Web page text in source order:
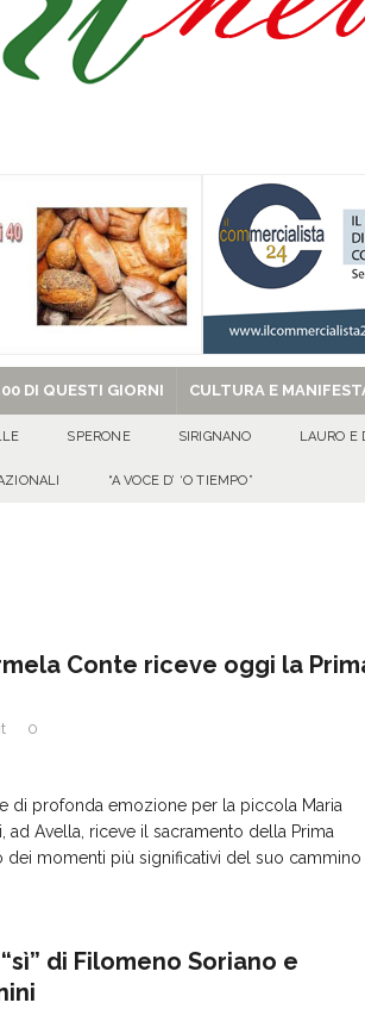
Campania: obiettivo consolidare la crescita e preparare le
elettrica – i Carabinieri denunciano un 65enne
il Martirio di san Giovanni Battista e santa Sabina
DI QUESTI GIORNI CULTURA E
SPERONE SIRIGNANO LAURO E
“A VOCE D’ ‘O TIEMPO”
Conte riceve oggi la
0
di profonda emozione per la piccola Maria
ad Avella, riceve il sacramento della Prima
dei momenti più significativi del suo cammino
di Filomeno Soriano e